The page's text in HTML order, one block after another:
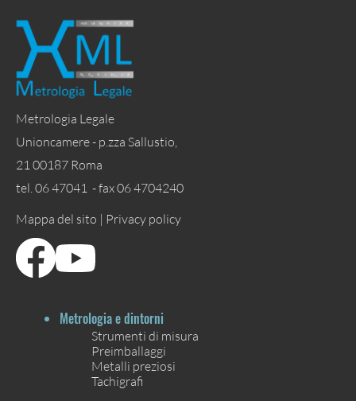
Metrologia Legale
Unioncamere - p.zza Sallustio,
21 00187 Roma
tel. 06 47041 - fax 06 4704240
Mappa del sito | Privacy policy
Metrologia e dintorni
Strumenti di misura
Preimballaggi
Metalli preziosi
Tachigrafi